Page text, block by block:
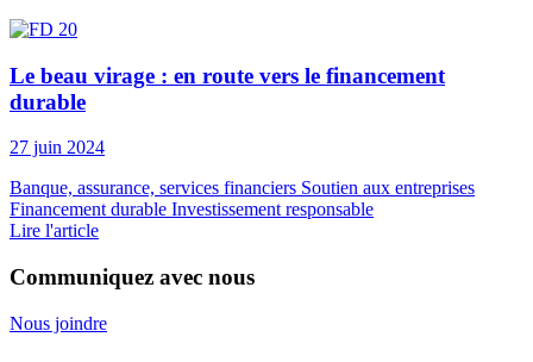
Le beau virage : en route vers le financement
durable
27 juin 2024
Banque, assurance, services financiers Soutien aux entreprises
Financement durable Investissement responsable
Lire l'article
Communiquez avec nous
Nous joindre